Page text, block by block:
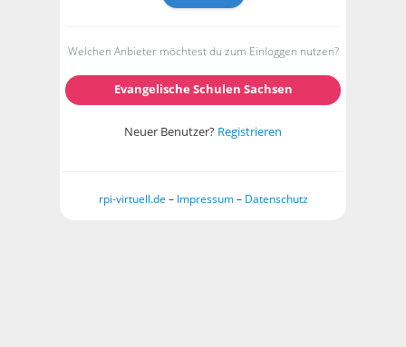
Welchen Anbieter möchtest du zum Einloggen nutzen?
Evangelische Schulen Sachsen
Neuer Benutzer? Registrieren
rpi-virtuell.de – Impressum – Datenschutz